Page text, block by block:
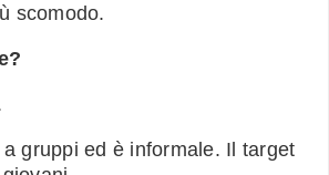
scomodo.
gruppi ed è informale. Il target